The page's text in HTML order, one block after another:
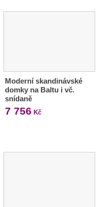
Moderní skandinávské
domky na Baltu i vč.
snídaně
7 756 Kč